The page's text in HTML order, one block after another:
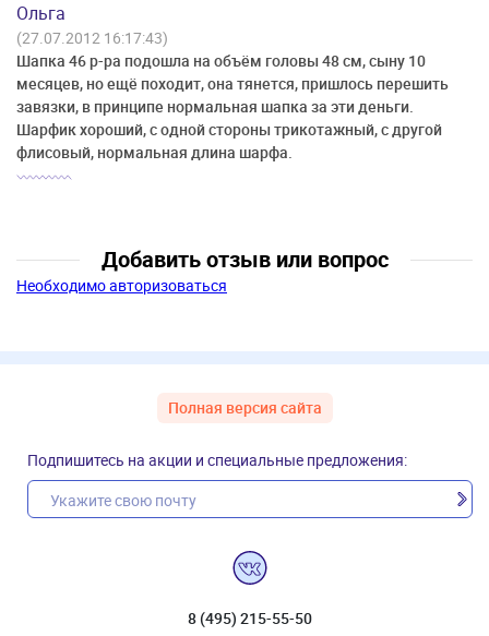
Ольга
(27.07.2012 16:17:43)
Шапка 46 р-ра подошла на объём головы 48 см, сыну 10
месяцев, но ещё походит, она тянется, пришлось перешить
завязки, в принципе нормальная шапка за эти деньги.
Шарфик хороший, с одной стороны трикотажный, с другой
флисовый, нормальная длина шарфа.
Добавить отзыв или вопрос
Необходимо авторизоваться
Полная версия сайта
Подпишитесь на акции и специальные предложения:
8 (495) 215-55-50